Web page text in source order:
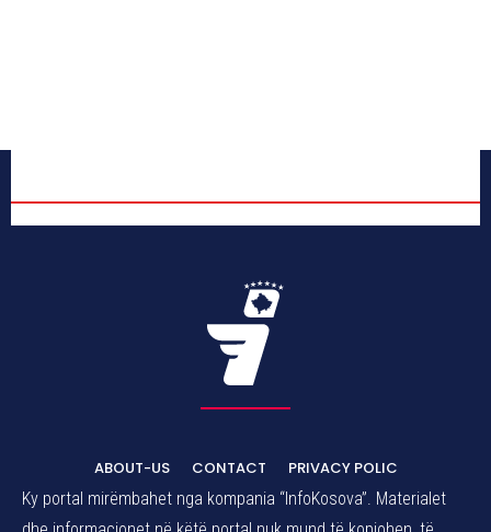
ABOUT-US CONTACT
PRIVACY POLIC
Ky portal mirëmbahet nga kompania “InfoKosova”. Materialet